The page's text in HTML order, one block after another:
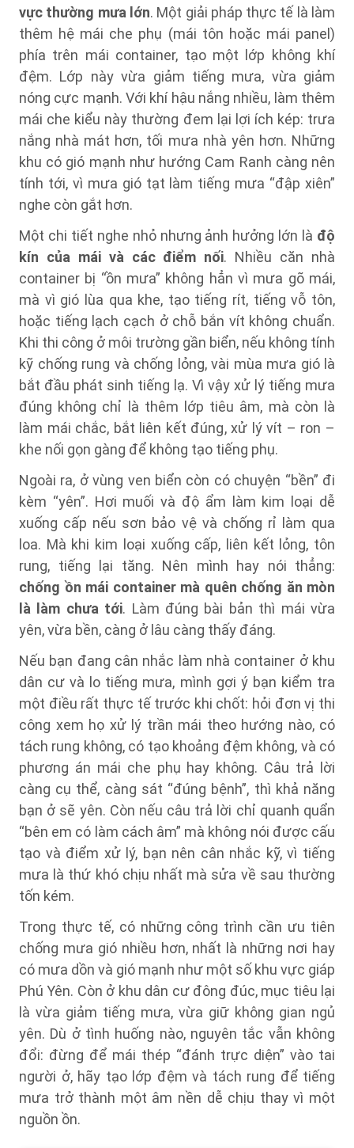
vực thường mưa lớn. Một giải pháp thực tế là làm
thêm hệ mái che phụ (mái tôn hoặc mái panel)
phía trên mái container, tạo một lớp không khí
đệm. Lớp này vừa giảm tiếng mưa, vừa giảm
nóng cực mạnh. Với khí hậu nắng nhiều, làm thêm
mái che kiểu này thường đem lại lợi ích kép: trưa
nắng nhà mát hơn, tối mưa nhà yên hơn. Những
khu có gió mạnh như hướng Cam Ranh càng nên
tính tới, vì mưa gió tạt làm tiếng mưa “đập xiên”
nghe còn gắt hơn.
Một chi tiết nghe nhỏ nhưng ảnh hưởng lớn là độ
kín của mái và các điểm nối. Nhiều căn nhà
container bị “ồn mưa” không hẳn vì mưa gõ mái,
mà vì gió lùa qua khe, tạo tiếng rít, tiếng vỗ tôn,
hoặc tiếng lạch cạch ở chỗ bắn vít không chuẩn.
Khi thi công ở môi trường gần biển, nếu không tính
kỹ chống rung và chống lỏng, vài mùa mưa gió là
bắt đầu phát sinh tiếng lạ. Vì vậy xử lý tiếng mưa
đúng không chỉ là thêm lớp tiêu âm, mà còn là
làm mái chắc, bắt liên kết đúng, xử lý vít – ron –
khe nối gọn gàng để không tạo tiếng phụ.
Ngoài ra, ở vùng ven biển còn có chuyện “bền” đi
kèm “yên”. Hơi muối và độ ẩm làm kim loại dễ
xuống cấp nếu sơn bảo vệ và chống rỉ làm qua
loa. Mà khi kim loại xuống cấp, liên kết lỏng, tôn
rung, tiếng lại tăng. Nên mình hay nói thẳng:
chống ồn mái container mà quên chống ăn mòn
là làm chưa tới. Làm đúng bài bản thì mái vừa
yên, vừa bền, càng ở lâu càng thấy đáng.
Nếu bạn đang cân nhắc làm nhà container ở khu
dân cư và lo tiếng mưa, mình gợi ý bạn kiểm tra
một điều rất thực tế trước khi chốt: hỏi đơn vị thi
công xem họ xử lý trần mái theo hướng nào, có
tách rung không, có tạo khoảng đệm không, và có
phương án mái che phụ hay không. Câu trả lời
càng cụ thể, càng sát “đúng bệnh”, thì khả năng
bạn ở sẽ yên. Còn nếu câu trả lời chỉ quanh quẩn
“bên em có làm cách âm” mà không nói được cấu
tạo và điểm xử lý, bạn nên cân nhắc kỹ, vì tiếng
mưa là thứ khó chịu nhất mà sửa về sau thường
tốn kém.
Trong thực tế, có những công trình cần ưu tiên
chống mưa gió nhiều hơn, nhất là những nơi hay
có mưa dồn và gió mạnh như một số khu vực giáp
Phú Yên. Còn ở khu dân cư đông đúc, mục tiêu lại
là vừa giảm tiếng mưa, vừa giữ không gian ngủ
yên. Dù ở tình huống nào, nguyên tắc vẫn không
đổi: đừng để mái thép “đánh trực diện” vào tai
người ở, hãy tạo lớp đệm và tách rung để tiếng
mưa trở thành một âm nền dễ chịu thay vì một
nguồn ồn.